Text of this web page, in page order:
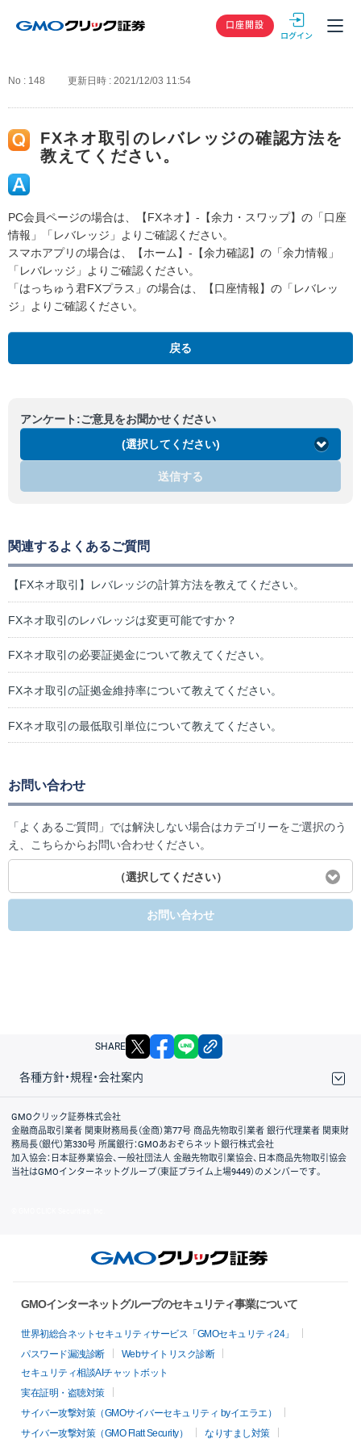
GMOクリック
口座開設
No : 148 更新日時 : 2021/12/03 11:54
FXネオ取引のレバレッジの確認方法を
教えてください。
PC会員ページの場合は、【FXネオ】-【余力・スワップ】の「口座
情報」「レバレッジ」よりご確認ください。
スマホアプリの場合は、【ホーム】-【余力確認】の「余力情報」
「レバレッジ」よりご確認ください。
「はっちゅう君FXプラス」の場合は、【口座情報】の「レバレッ
ジ」よりご確認ください。
戻る
アンケート:ご意見をお聞かせください
(選択してください)
送信する
関連するよくあるご質問
【FXネオ取引】レバレッジの計算方法を教えてください。
FXネオ取引のレバレッジは変更可能ですか？
FXネオ取引の必要証拠金について教えてください。
FXネオ取引の証拠金維持率について教えてください。
FXネオ取引の最低取引単位について教えてください。
お問い合わせ
「よくあるご質問」では解決しない場合はカテゴリーをご選択のう
え、こちらからお問い合わせください。
（選択してください）
お問い合わせ
SHARE X facebook
各種方針・規程・会社案内
取引規程・約款
サイトマップ
その他のご案内
個人情報保護方針
最良執行方針
サイトのご利用について
ディスクレイマー
信託保全
リスク説明
会社案内
GMOクリック証券株式会社
金融商品取引業者 関東財務局長（金商）第77号 商品先物取引業者 銀行代理業者 関東財
務局長（銀代）第330号 所属銀行：GMOあおぞらネット銀行株式会社
加入協会：日本証券業協会、一般社団法人 金融先物取引業協会、日本商品先物取引協会
当社はGMOインターネットグループ（東証プライム上場9449）のメンバーです。
GMOインターネットグループのセキュリティ事業について
世界初総合ネットセキュリティサービス「GMOセキュリティ24」
パスワード漏洩診断
Webサイトリスク診断
セキュリティ相談AIチャットボット
実在証明・盗聴対策
サイバー攻撃対策（GMOサイバーセキュリティ byイエラエ）
サイバー攻撃対策（GMO Flatt Security）
なりすまし対策